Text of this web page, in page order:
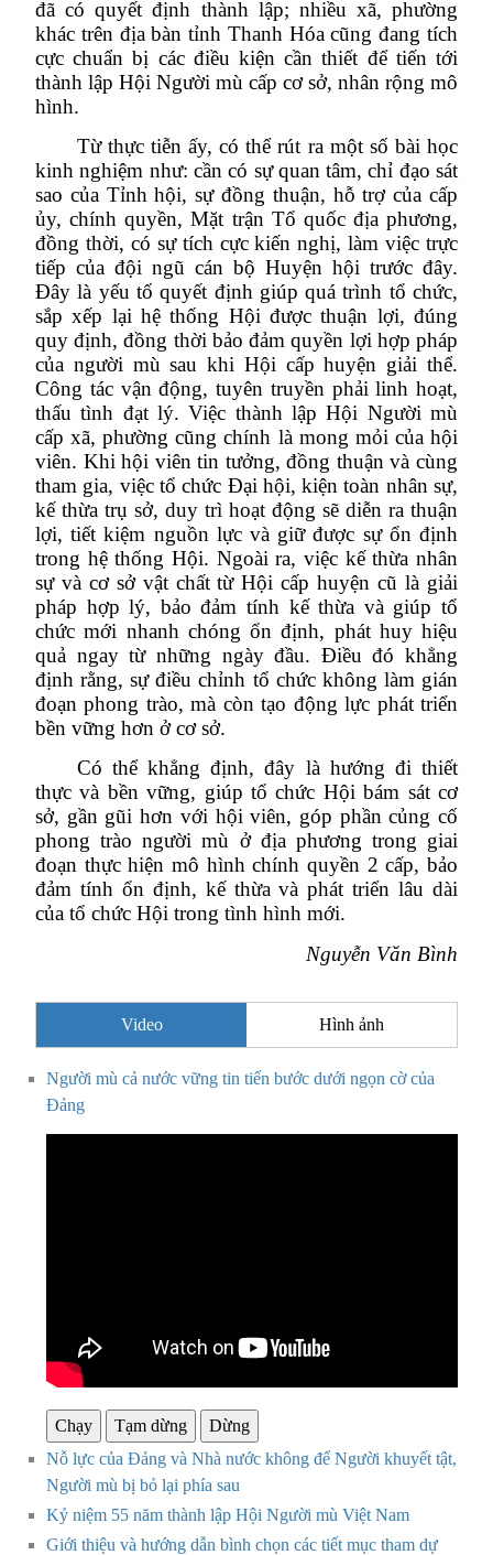
đã có quyết định thành lập; nhiều xã, phường
khác trên địa bàn tỉnh Thanh Hóa cũng đang tích
cực chuẩn bị các điều kiện cần thiết để tiến tới
thành lập Hội Người mù cấp cơ sở, nhân rộng mô
hình.
Từ thực tiễn ấy, có thể rút ra một số bài học
kinh nghiệm như: cần có sự quan tâm, chỉ đạo sát
sao của Tỉnh hội, sự đồng thuận, hỗ trợ của cấp
ủy, chính quyền, Mặt trận Tổ quốc địa phương,
đồng thời, có sự tích cực kiến nghị, làm việc trực
tiếp của đội ngũ cán bộ Huyện hội trước đây.
Đây là yếu tố quyết định giúp quá trình tổ chức,
sắp xếp lại hệ thống Hội được thuận lợi, đúng
quy định, đồng thời bảo đảm quyền lợi hợp pháp
của người mù sau khi Hội cấp huyện giải thể.
Công tác vận động, tuyên truyền phải linh hoạt,
thấu tình đạt lý. Việc thành lập Hội Người mù
cấp xã, phường cũng chính là mong mỏi của hội
viên. Khi hội viên tin tưởng, đồng thuận và cùng
tham gia, việc tổ chức Đại hội, kiện toàn nhân sự,
kế thừa trụ sở, duy trì hoạt động sẽ diễn ra thuận
lợi, tiết kiệm nguồn lực và giữ được sự ổn định
trong hệ thống Hội. Ngoài ra, việc kế thừa nhân
sự và cơ sở vật chất từ Hội cấp huyện cũ là giải
pháp hợp lý, bảo đảm tính kế thừa và giúp tổ
chức mới nhanh chóng ổn định, phát huy hiệu
quả ngay từ những ngày đầu. Điều đó khẳng
định rằng, sự điều chỉnh tổ chức không làm gián
đoạn phong trào, mà còn tạo động lực phát triển
bền vững hơn ở cơ sở.
Có thể khẳng định, đây là hướng đi thiết
thực và bền vững, giúp tổ chức Hội bám sát cơ
sở, gần gũi hơn với hội viên, góp phần củng cố
phong trào người mù ở địa phương trong giai
đoạn thực hiện mô hình chính quyền 2 cấp, bảo
đảm tính ổn định, kế thừa và phát triển lâu dài
của tổ chức Hội trong tình hình mới.
Nguyễn Văn Bình
Video Hình ảnh
Người mù cả nước vững tin tiến bước dưới ngọn cờ của
Đảng
Chạy Tạm dừng
Dừng
Nỗ lực của Đảng và Nhà nước không để Người khuyết tật,
Người mù bị bỏ lại phía sau
Kỷ niệm 55 năm thành lập Hội Người mù Việt Nam
Giới thiệu và hướng dẫn bình chọn các tiết mục tham dự